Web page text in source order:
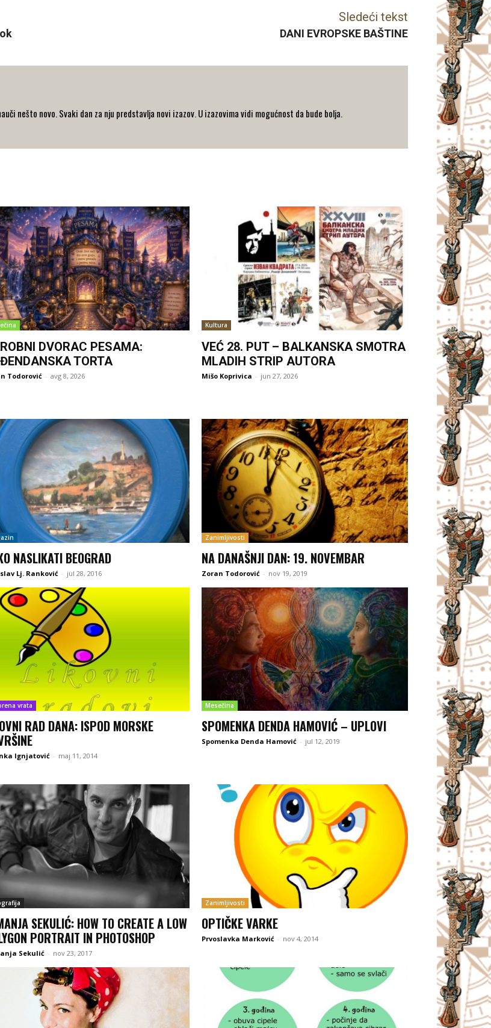
Sledeći tekst
DANI EVROPSKE BAŠTINE
nešto novo. Svaki dan za nju predstavlja novi izazov. U izazovima vidi mogućnost da bude bolja.
DVORAC PESAMA:
TORTA
Todorović - avg 8, 2026
Kultura
VEĆ 28. PUT – BALKANSKA SMOTRA
MLADIH STRIP AUTORA
Mišo Koprivica - jun 27, 2026
NASLIKATI BEOGRAD
Lj. Ranković - jul 28, 2016
Zanimljivosti
NA DANAŠNJI DAN: 19. NOVEMBAR
Zoran Todorović - nov 19, 2019
vrata
RAD DANA: ISPOD MORSKE
Ignjatović - maj 11, 2014
Mesečina
SPOMENKA DENDA HAMOVIĆ – UPLOVI
Spomenka Denda Hamović - jul 12, 2019
SEKULIĆ: HOW TO CREATE A LOW
PORTRAIT IN PHOTOSHOP
Sekulić - nov 23, 2017
Zanimljivosti
OPTIČKE VARKE
Prvoslavka Marković - nov 4, 2014